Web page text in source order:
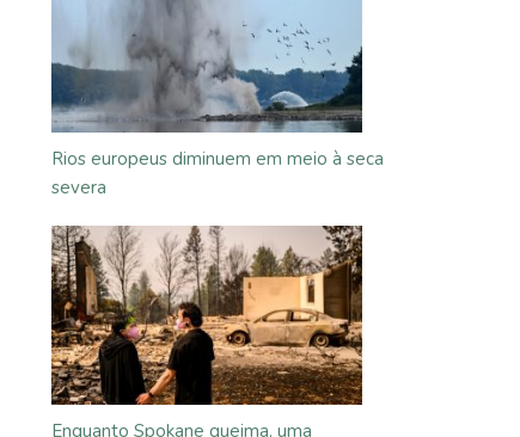
Rios europeus diminuem em meio à seca
severa
Enquanto Spokane queima, uma